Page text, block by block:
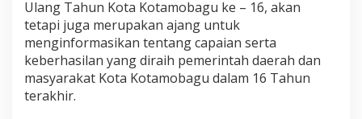
Ulang Tahun Kota Kotamobagu ke – 16, akan
tetapi juga merupakan ajang untuk
menginformasikan tentang capaian serta
keberhasilan yang diraih pemerintah daerah dan
masyarakat Kota Kotamobagu dalam 16 Tahun
terakhir.